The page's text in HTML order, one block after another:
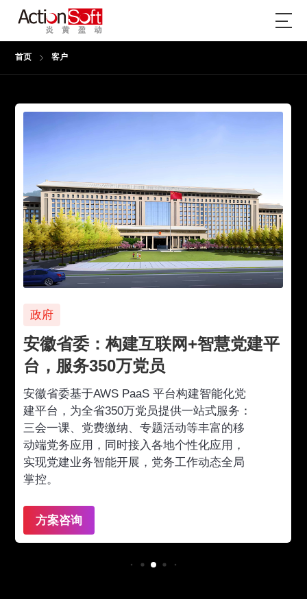
首页 客户
政府
安徽省委：构建互联网+智慧党建平
台，服务350万党员
安徽省委基于AWS PaaS 平台构建智能化党
建平台，为全省350万党员提供一站式服务：
三会一课、党费缴纳、专题活动等丰富的移
动端党务应用，同时接入各地个性化应用，
实现党建业务智能开展，党务工作动态全局
掌控。
方案咨询